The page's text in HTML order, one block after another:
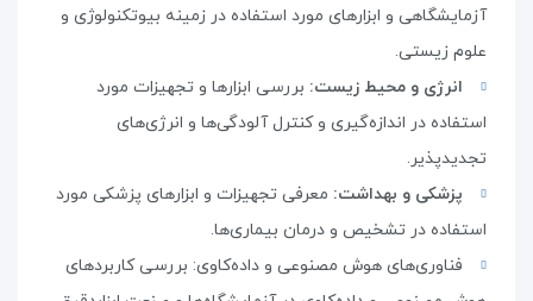
آزمایشگاهی و ابزارهای مورد استفاده در زمینه بیوتکنولوژی و
علوم زیستی.
انرژی و محیط زیست: بررسی ابزارها و تجهیزات مورد
استفاده در اندازه‌گیری و کنترل آلودگی‌ها و انرژی‌های
تجدیدپذیر .
پزشکی و بهداشت: معرفی تجهیزات و ابزارهای پزشکی مورد
استفاده در تشخیص و درمان بیماری‌ها.
فناوری‌های هوش مصنوعی و داده‌کاوی: بررسی کاربردهای